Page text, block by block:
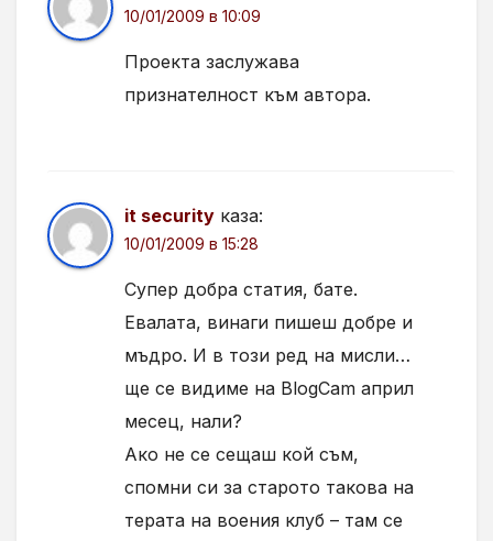
10/01/2009 в 10:09
Проекта заслужава
признателност към автора.
it security каза:
10/01/2009 в 15:28
Супер добра статия, бате.
Евалата, винаги пишеш добре и
мъдро. И в този ред на мисли…
ще се видиме на BlogCam април
месец, нали?
Ако не се сещаш кой съм,
спомни си за старото такова на
терата на воения клуб – там се